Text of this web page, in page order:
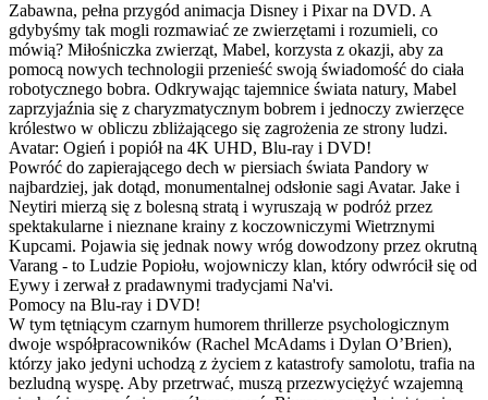
Zabawna, pełna przygód animacja Disney i Pixar na DVD. A
gdybyśmy tak mogli rozmawiać ze zwierzętami i rozumieli, co
mówią? Miłośniczka zwierząt, Mabel, korzysta z okazji, aby za
pomocą nowych technologii przenieść swoją świadomość do ciała
robotycznego bobra. Odkrywając tajemnice świata natury, Mabel
zaprzyjaźnia się z charyzmatycznym bobrem i jednoczy zwierzęce
królestwo w obliczu zbliżającego się zagrożenia ze strony ludzi.
Avatar: Ogień i popiół na 4K UHD, Blu-ray i DVD!
Powróć do zapierającego dech w piersiach świata Pandory w
najbardziej, jak dotąd, monumentalnej odsłonie sagi Avatar. Jake i
Neytiri mierzą się z bolesną stratą i wyruszają w podróż przez
spektakularne i nieznane krainy z koczowniczymi Wietrznymi
Kupcami. Pojawia się jednak nowy wróg dowodzony przez okrutną
Varang - to Ludzie Popiołu, wojowniczy klan, który odwrócił się od
Eywy i zerwał z pradawnymi tradycjami Na'vi.
Pomocy na Blu-ray i DVD!
W tym tętniącym czarnym humorem thrillerze psychologicznym
dwoje współpracowników (Rachel McAdams i Dylan O’Brien),
którzy jako jedyni uchodzą z życiem z katastrofy samolotu, trafia na
bezludną wyspę. Aby przetrwać, muszą przezwyciężyć wzajemną